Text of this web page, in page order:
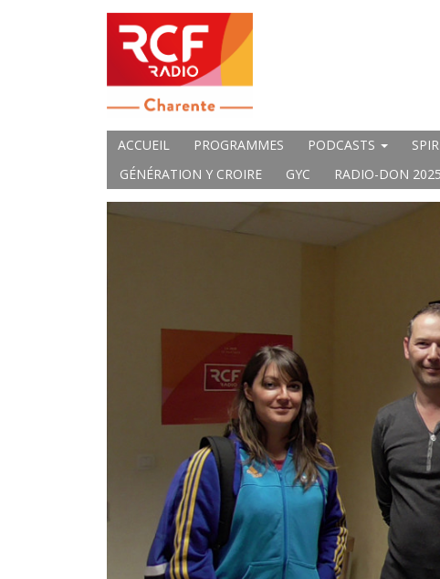
ACCUEIL PROGRAMMES PODCASTS
GÉNÉRATION Y CROIRE
GYC RADIO-DON 2025